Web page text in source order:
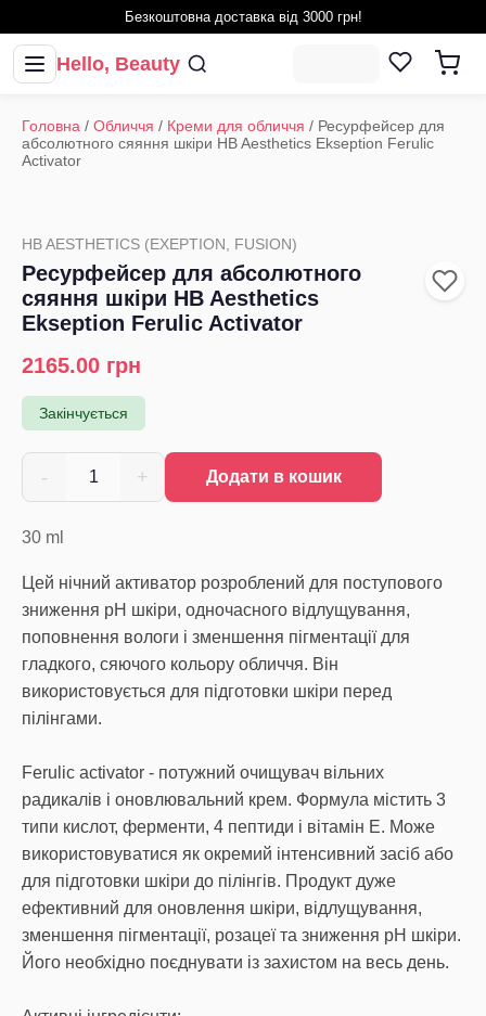
Безкоштовна доставка від 3000 грн!
Hello, Beauty
Головна / Обличчя / Креми для обличчя / Ресурфейсер для
абсолютного сяяння шкіри HB Aesthetics Ekseption Ferulic
Activator
HB AESTHETICS (EXEPTION, FUSION)
Ресурфейсер для абсолютного
сяяння шкіри HB Aesthetics
Ekseption Ferulic Activator
2165.00 грн
Закінчується
- 1 + Додати в кошик
30 ml
Цей нічний активатор розроблений для поступового
зниження pH шкіри, одночасного відлущування,
поповнення вологи і зменшення пігментації для
гладкого, сяючого кольору обличчя. Він
використовується для підготовки шкіри перед
пілінгами.
Ferulic activator - потужний очищувач вільних
радикалів і оновлювальний крем. Формула містить 3
типи кислот, ферменти, 4 пептиди і вітамін Е. Може
використовуватися як окремий інтенсивний засіб або
для підготовки шкіри до пілінгів. Продукт дуже
ефективний для оновлення шкіри, відлущування,
зменшення пігментації, розацеї та зниження pH шкіри.
Його необхідно поєднувати із захистом на весь день.